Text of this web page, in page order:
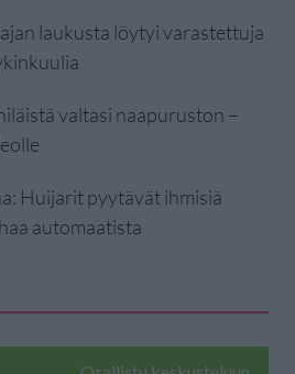
laukusta löytyi varastettuja
valtasi naapuruston –
Huijarit pyytävät ihmisiä
automaatista